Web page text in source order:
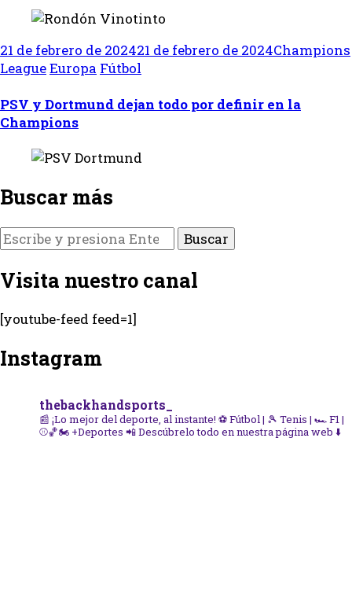
21 de febrero de 202421 de febrero de 2024Champions
LeagueEuropa Fútbol
PSV y Dortmund dejan todo por definir en la
Champions
Buscar más
¿Buscas
algo?
Visita nuestro canal
[youtube-feed feed=1]
Instagram
thebackhandsports_
📰 ¡Lo mejor del deporte, al instante! ⚽ Fútbol | 🎾 Tenis | 🏎️ F1 |
⚾🏀🏍️ +Deportes 📲 Descúbrelo todo en nuestra página web ⬇️